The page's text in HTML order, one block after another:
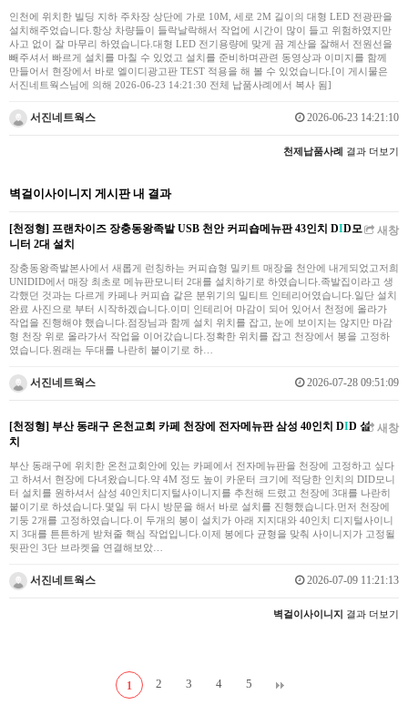
인천에 위치한 빌딩 지하 주차장 상단에 가로 10M, 세로 2M 길이의 대형 LED 전광판을
설치해주었습니다.항상 차량들이 들락날락해서 작업에 시간이 많이 들고 위험하였지만
사고 없이 잘 마무리 하였습니다.대형 LED 전기용량에 맞게 끔 계산을 잘해서 전원선을
빼주셔서 빠르게 설치를 마칠 수 있었고 설치를 준비하며관련 동영상과 이미지를 함께
만들어서 현장에서 바로 엘이디광고판 TEST 적용을 해 볼 수 있었습니다.[이 게시물은
서진네트웍스님에 의해 2026-06-23 14:21:30 전체 납품사례에서 복사 됨]
서진네트웍스 2026-06-23 14:21:10
천제납품사례 결과 더보기
벽걸이사이니지 게시판 내 결과
[천정형] 프랜차이즈 장충동왕족발 USB 천안 커피숍메뉴판 43인치 DID모
니터 2대 설치
새창
장충동왕족발본사에서 새롭게 런칭하는 커피숍형 밀키트 매장을 천안에 내게되었고저희
UNIDID에서 매장 최초로 메뉴판모니터 2대를 설치하기로 하였습니다.족발집이라고 생
각했던 것과는 다르게 카페나 커피숍 같은 분위기의 밀티트 인테리어였습니다.일단 설치
완료 사진으로 부터 시작하겠습니다.이미 인테리어 마감이 되어 있어서 천정에 올라가
작업을 진행해야 했습니다.점장님과 함께 설치 위치를 잡고, 눈에 보이지는 않지만 마감
형 천장 위로 올라가서 작업을 이어갔습니다.정확한 위치를 잡고 천장에서 봉을 고정하
였습니다.원래는 두대를 나란히 붙이기로 하…
서진네트웍스 2026-07-28 09:51:09
[천정형] 부산 동래구 온천교회 카페 천장에 전자메뉴판 삼성 40인치 DID 설
치
새창
부산 동래구에 위치한 온천교회안에 있는 카페에서 전자메뉴판을 천장에 고정하고 싶다
고 하셔서 현장에 다녀왔습니다.약 4M 정도 높이 카운터 크기에 적당한 인치의 DID모니
터 설치를 원하셔서 삼성 40인치디지털사이니지를 추천해 드렸고 천장에 3대를 나란히
붙이기로 하셨습니다.몇일 뒤 다시 방문을 해서 바로 설치를 진행했습니다.먼저 천장에
기둥 2개를 고정하였습니다.이 두개의 봉이 설치가 아래 지지대와 40인치 디지털사이니
지 3대를 튼튼하게 받쳐줄 핵심 작업입니다.이제 봉에다 균형을 맞춰 사이니지가 고정될
뒷판인 3단 브라켓을 연결해보았…
서진네트웍스 2026-07-09 11:21:13
벽걸이사이니지 결과 더보기
1 2 3 4 5